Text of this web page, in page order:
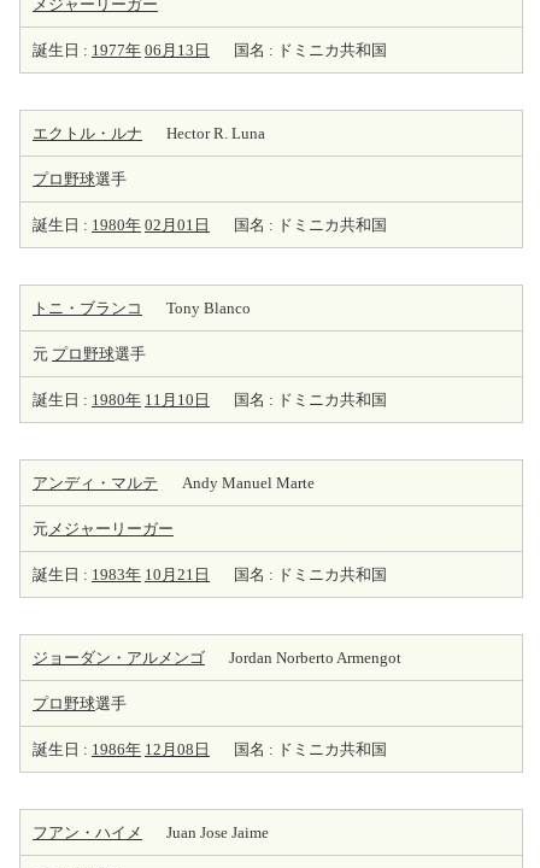
メジャーリーガー
誕生日 : 1977年 06月13日 国名 : ドミニカ共和国
エクトル・ルナ Hector R. Luna
プロ野球選手
誕生日 : 1980年 02月01日 国名 : ドミニカ共和国
トニ・ブランコ Tony Blanco
元 プロ野球選手
誕生日 : 1980年 11月10日 国名 : ドミニカ共和国
アンディ・マルテ Andy Manuel Marte
元メジャーリーガー
誕生日 : 1983年 10月21日 国名 : ドミニカ共和国
ジョーダン・アルメンゴ Jordan Norberto Armengot
プロ野球選手
誕生日 : 1986年 12月08日 国名 : ドミニカ共和国
フアン・ハイメ Juan Jose Jaime